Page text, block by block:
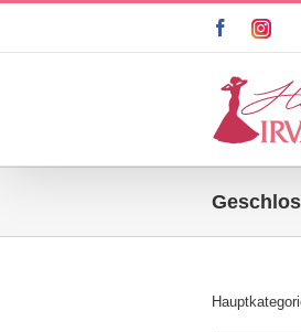
springen
facebook